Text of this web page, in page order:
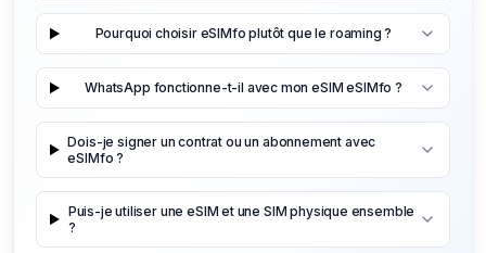
Pourquoi choisir eSIMfo plutôt que le roaming ?
WhatsApp fonctionne-t-il avec mon eSIM eSIMfo ?
Dois-je signer un contrat ou un abonnement avec
eSIMfo ?
Puis-je utiliser une eSIM et une SIM physique ensemble
?